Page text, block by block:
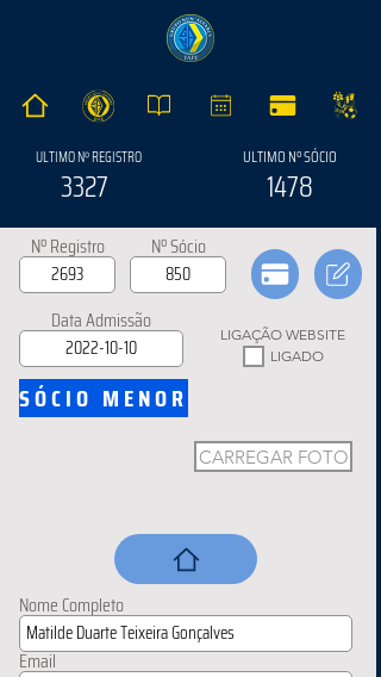
ULTIMO Nº REGISTRO
3327
ULTIMO Nº SÓCIO
1478
Nº Registro Nº Sócio
Data Admissão
LIGAÇÃO WEBSITE
LIGADO
SÓCIO MENOR
CARREGAR FOTO
Nome Completo
Email